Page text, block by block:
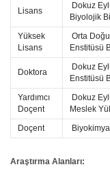
Lisans
Dokuz
Biyolojik
Yüksek
Lisans
Orta
Enstitüsü
Doktora
Dokuz
Enstitüsü
Yardımcı
Doçent
Dokuz
Meslek
Doçent Biyokimya
Araştırma Alanları: